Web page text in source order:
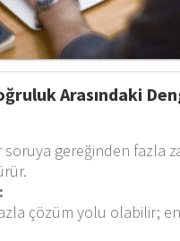
Arasındaki
gereğinden fazla
çözüm yolu olabilir;